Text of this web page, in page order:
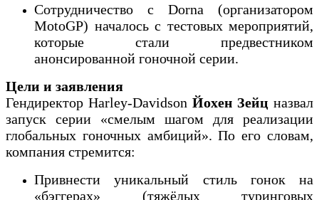
Сотрудничество с Dorna (организатором
MotoGP) началось с тестовых мероприятий,
которые стали предвестником
анонсированной гоночной серии.
Цели и заявления
Гендиректор Harley-Davidson Йохен Зейц назвал
запуск серии «смелым шагом для реализации
глобальных гоночных амбиций». По его словам,
компания стремится:
Привнести уникальный стиль гонок на
«бэггерах» (тяжёлых туринговых